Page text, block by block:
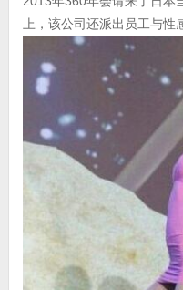
上，该公司还派出员工与性